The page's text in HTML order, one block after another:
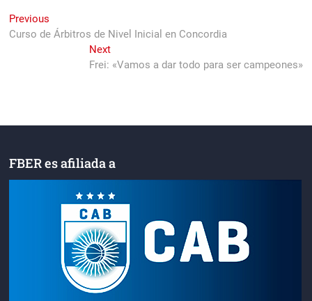
Navegación
de
Previous
post:
Curso de Árbitros de Nivel Inicial en Concordia
NextNext
post:
Frei: «Vamos a dar todo para ser campeones»
FBER es afiliada a